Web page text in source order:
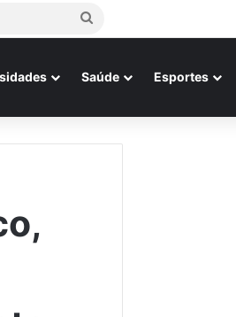
Procurar
Saúde Esportes